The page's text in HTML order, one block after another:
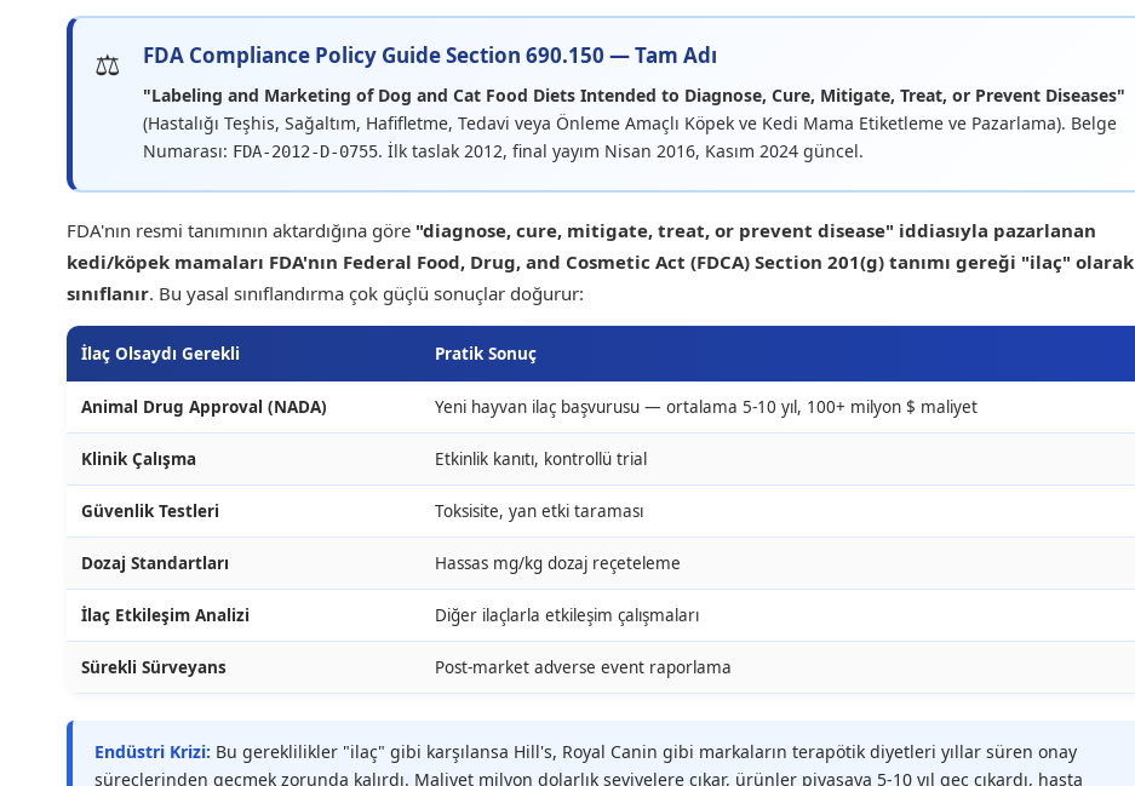
FDA Compliance Policy Guide Section 690.150 — Tam Adı
"Labeling and Marketing of Dog and Cat Food Diets Intended to Diagnose, Cure, Mitigate, Treat, or Prevent Diseases"
(Hastalığı Teşhis, Sağaltım, Hafifletme, Tedavi veya Önleme Amaçlı Köpek ve Kedi Mama Etiketleme ve Pazarlama). Belge
Numarası: FDA-2012-D-0755. İlk taslak 2012, final yayım Nisan 2016, Kasım 2024 güncel.
FDA'nın resmi tanımının aktardığına göre "diagnose, cure, mitigate, treat, or prevent disease" iddiasıyla pazarlanan
kedi/köpek mamaları FDA'nın Federal Food, Drug, and Cosmetic Act (FDCA) Section 201(g) tanımı gereği "ilaç" olarak
sınıflanır. Bu yasal sınıflandırma çok güçlü sonuçlar doğurur:
İlaç Olsaydı Gerekli Pratik Sonuç
Animal Drug Approval (NADA) Yeni hayvan ilaç başvurusu — ortalama 5-10 yıl, 100+ milyon $ maliyet
Klinik Çalışma Etkinlik kanıtı, kontrollü trial
Güvenlik Testleri Toksisite, yan etki taraması
Dozaj Standartları Hassas mg/kg dozaj reçeteleme
İlaç Etkileşim Analizi Diğer ilaçlarla etkileşim çalışmaları
Sürekli Sürveyans Post-market adverse event raporlama
Endüstri Krizi: Bu gereklilikler "ilaç" gibi karşılansa Hill's, Royal Canin gibi markaların terapötik diyetleri yıllar süren onay
süreçlerinden geçmek zorunda kalırdı. Maliyet milyon dolarlık seviyelere çıkar, ürünler piyasaya 5-10 yıl geç çıkardı, hasta